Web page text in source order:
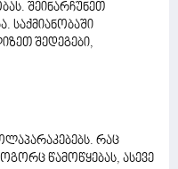
შეინარჩუნეთ
საქმიანობაში
შედეგები,
რაც
წამოწყებას, ასევე